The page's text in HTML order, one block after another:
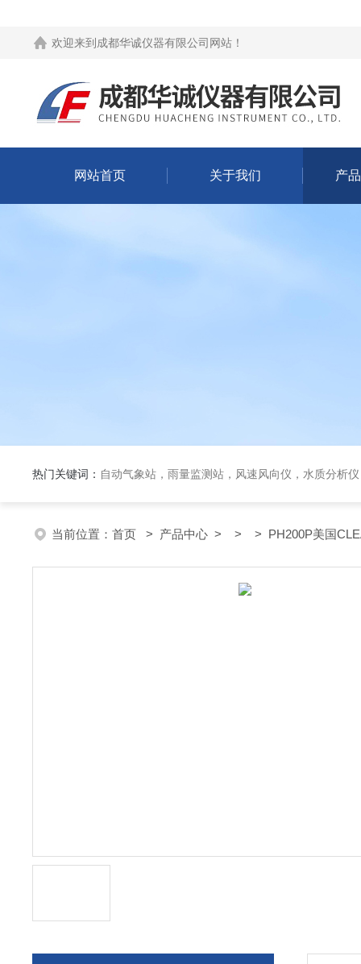
欢迎来到 成都华诚仪器有限公司网站 ！
网站首页 关于我们 产
热门关键词： 自动气象站，雨量监测站，风速风向仪，水质分析
当前位置： 首页 > 产品中心 > > > PH200P美国